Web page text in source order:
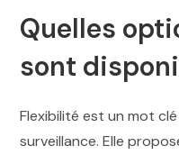
Quelles
sont
Flexibilité est un mot
surveillance. Elle